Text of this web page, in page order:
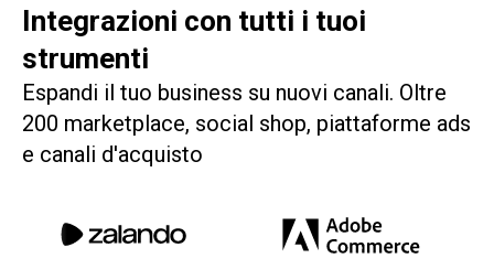
Integrazioni con tutti i tuoi
strumenti
Espandi il tuo business su nuovi canali. Oltre
200 marketplace, social shop, piattaforme ads
e canali d'acquisto